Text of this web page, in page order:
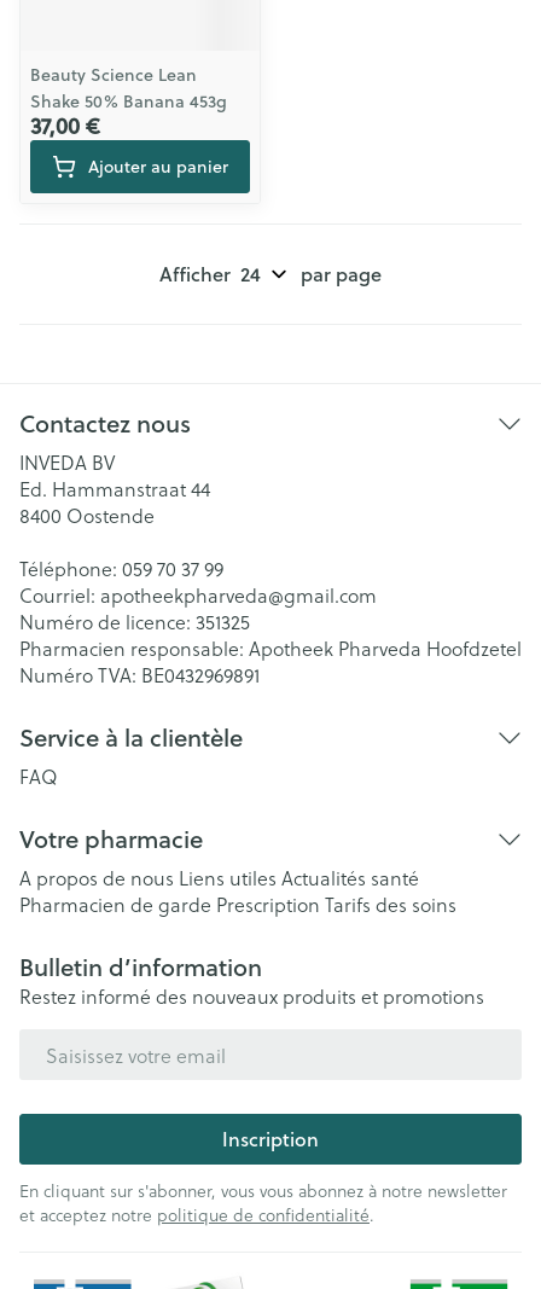
Beauty Science Lean
Shake 50% Banana 453g
37,00 €
Ajouter au panier
Afficher par page
Contactez nous
INVEDA BV
Ed. Hammanstraat 44
8400 Oostende
Téléphone: 059 70 37 99
Courriel: apotheekpharveda@gmail.com
Numéro de licence: 351325
Pharmacien responsable: Apotheek Pharveda Hoofdzetel
Numéro TVA: BE0432969891
Service à la clientèle
FAQ
Votre pharmacie
A propos de nous Liens utiles Actualités santé
Pharmacien de garde Prescription Tarifs des soins
Bulletin d’information
Restez informé des nouveaux produits et promotions
Inscription
En cliquant sur s'abonner, vous vous abonnez à notre newsletter
et acceptez notre politique de confidentialité.